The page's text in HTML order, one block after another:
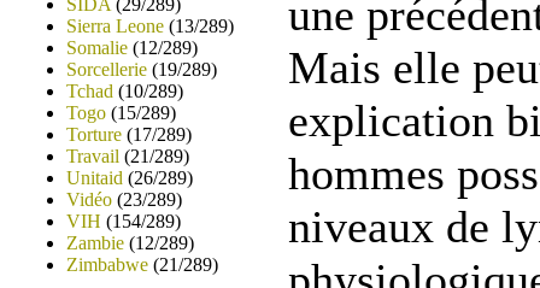
SIDA (29/289)
Sierra Leone (13/289)
Somalie (12/289)
Sorcellerie (19/289)
Tchad (10/289)
Togo (15/289)
Torture (17/289)
Travail (21/289)
Unitaid (26/289)
Vidéo (23/289)
VIH (154/289)
Zambie (12/289)
Zimbabwe (21/289)
une
Mais elle
explication
hommes
niveaux de